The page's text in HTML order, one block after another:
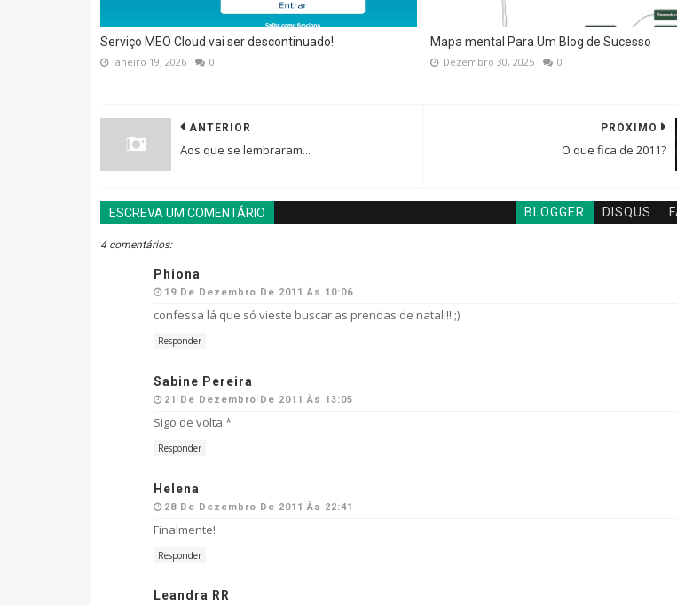
Serviço MEO Cloud vai ser descontinuado!
Janeiro 19, 2026 0
Mapa mental Para Um Blog de Sucesso
Dezembro 30, 2025 0
PRÓXIMO
O que fica de 2011?
ANTERIOR
Aos que se lembraram...
ESCREVA UM COMENTÁRIO BLOGGER DISQUS
4 comentários:
Phiona
19 De Dezembro De 2011 Às 10:06
confessa lá que só vieste buscar as prendas de natal!!! ;)
Responder
Sabine Pereira
21 De Dezembro De 2011 Às 13:05
Sigo de volta *
Responder
Helena
28 De Dezembro De 2011 Às 22:41
Finalmente!
Responder
Leandra RR